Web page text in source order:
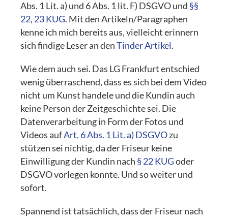
Abs. 1 Lit. a) und 6 Abs. 1 lit. F) DSGVO und §§
22, 23 KUG. Mit den Artikeln/Paragraphen
kenne ich mich bereits aus, vielleicht erinnern
sich findige Leser an denTinder Artikel.
Wie dem auch sei. Das LG Frankfurt entschied
wenig überraschend, dass es sich bei dem Video
nicht um Kunst handele und die Kundin auch
keine Person der Zeitgeschichte sei. Die
Datenverarbeitung in Form der Fotos und
Videos aufArt. 6 Abs. 1 Lit. a) DSGVOzu
stützen sei nichtig, da der Friseur keine
Einwilligung der Kundin nach § 22 KUGoder
DSGVO vorlegen konnte. Und so weiter und
sofort.
Spannend ist tatsächlich, dass der Friseur nach